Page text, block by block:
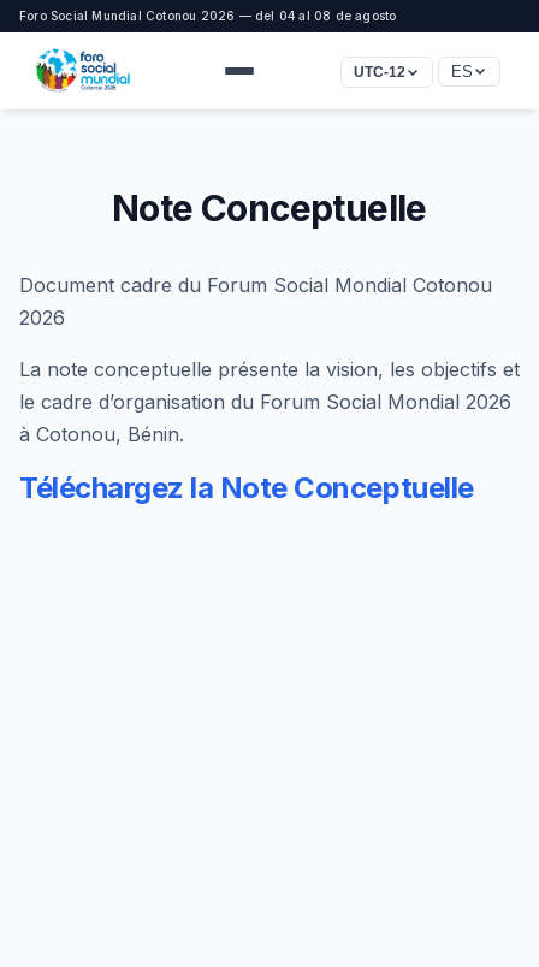
Foro Social Mundial Cotonou 2026 — del 04 al 08 de agosto
UTC-12 ES
Note Conceptuelle
Document cadre du Forum Social Mondial Cotonou
2026
La note conceptuelle présente la vision, les objectifs et
le cadre d’organisation du Forum Social Mondial 2026
à Cotonou, Bénin.
Téléchargez la Note Conceptuelle